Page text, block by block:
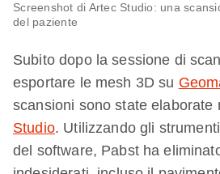
Screenshot di Artec Studio: una
del paziente
Subito dopo la sessione di
esportare le mesh 3D su
scansioni sono state elaborate
Studio. Utilizzando gli
del software, Pabst ha